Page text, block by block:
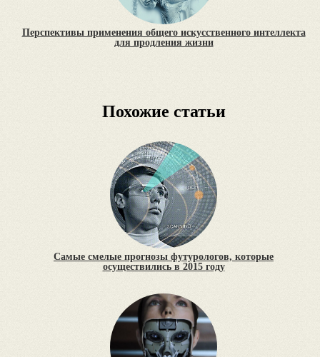
Перспективы применения общего искусственного интеллекта
для продления жизни
Похожие статьи
Самые смелые прогнозы футурологов, которые
осуществились в 2015 году